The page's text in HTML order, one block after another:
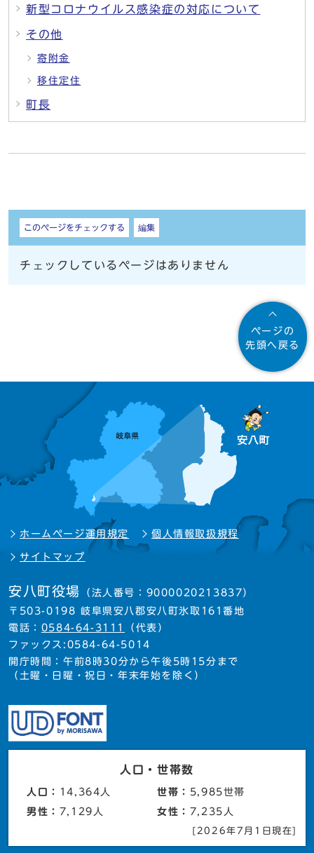
新型コロナウイルス感染症の対応について
その他
寄附金
移住定住
町長
しおり
このページをチェックする 編集
チェックしているページはありません
ページの
先頭へ戻る
ホームページ運用規定 個人情報取扱規程
サイトマップ
安八町役場 （法人番号：9000020213837）
〒503-0198 岐阜県安八郡安八町氷取161番地
電話： 0584-64-3111
（代表）
ファックス:0584-64-5014
開庁時間：午前8時30分から午後5時15分まで
（土曜・日曜・祝日・年末年始を除く）
人口・世帯数
人口： 14,364人 世帯： 5,985世帯
男性： 7,129人 女性： 7,235人
[2026年7月1日現在]